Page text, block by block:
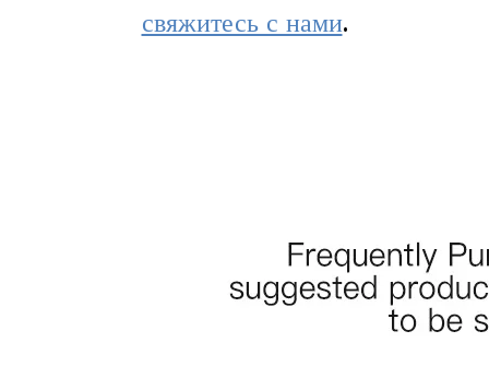
свяжитесь с нами.